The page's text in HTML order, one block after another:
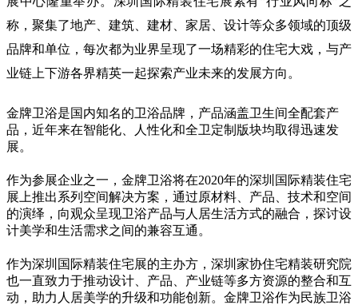
称，聚集了地产、建筑、建材、家居、设计等众多领域的顶级
品牌和单位，每次都为业界呈现了一场精彩的住宅大戏，与产
业链上下游各界精英一起探索产业未来的发展方向。
金牌卫浴是国内知名的卫浴品牌，产品涵盖卫生间全配套产
品，近年来在智能化、人性化和全卫定制版块均取得迅速发
展。
作为参展企业之一，金牌卫浴将在2020年的深圳国际精装住宅
展 上推出系列空间解决方案，通过原材料、产品、技术和空间
的演绎，向观众呈现卫浴产品与人居生活方式的融合，探讨设
计美学和生活需求之间的兼容互通。
作为深圳国际精装住宅展的主办方，深圳家协住宅精装研究院
也一直致力于推动设计、产品、产业链等多方资源的整合和互
动，助力人居美学的升级和功能创新。金牌卫浴作为民族卫浴